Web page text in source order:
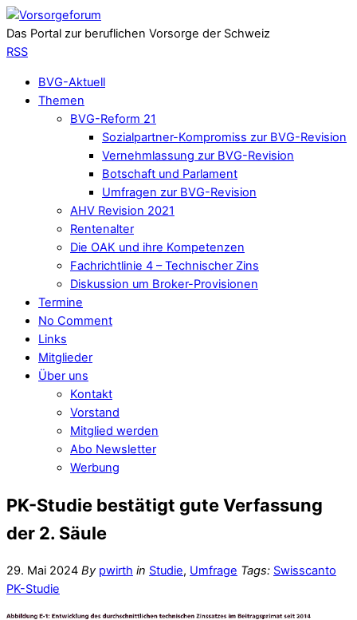
Das Portal zur beruflichen Vorsorge der Schweiz
RSS
BVG-Aktuell
Themen
BVG-Reform 21
Sozialpartner-Kompromiss zur BVG-Revision
Vernehmlassung zur BVG-Revision
Botschaft und Parlament
Umfragen zur BVG-Revision
AHV Revision 2021
Rentenalter
Die OAK und ihre Kompetenzen
Fachrichtlinie 4 – Technischer Zins
Diskussion um Broker-Provisionen
Termine
No Comment
Links
Mitglieder
Über uns
Kontakt
Vorstand
Mitglied werden
Abo Newsletter
Werbung
PK-Studie bestätigt gute Verfassung
der 2. Säule
29. Mai 2024 By pwirth in Studie, Umfrage Tags: Swisscanto
PK-Studie